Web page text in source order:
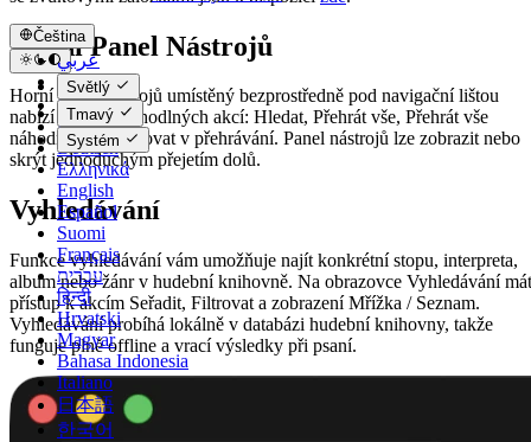
Čeština
عربي
Català
Čeština
Dansk
Deutsch
Ελληνικά
English
Español
Suomi
Français
עברית
हिन्दी
Hrvatski
Magyar
Bahasa Indonesia
Italiano
日本語
한국어
Světlý
Tmavý
Systém
Horní Panel Nástrojů
Horní panel nástrojů umístěný bezprostředně pod navigační lištou
nabízí několik pohodlných akcí: Hledat, Přehrát vše, Přehrát vše
náhodně a Pokračovat v přehrávání. Panel nástrojů lze zobrazit nebo
skrýt jednoduchým přejetím dolů.
Vyhledávání
Funkce vyhledávání vám umožňuje najít konkrétní stopu, interpreta,
album nebo žánr v hudební knihovně. Na obrazovce Vyhledávání
přístup k akcím Seřadit, Filtrovat a zobrazení Mřížka / Seznam.
Vyhledávání probíhá lokálně v databázi hudební knihovny, takže
funguje plně offline a vrací výsledky při psaní.